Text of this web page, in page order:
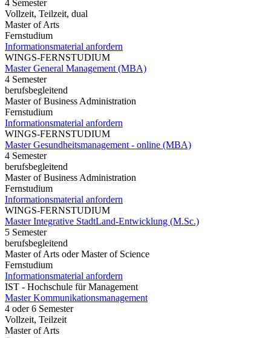
4 Semester
Vollzeit, Teilzeit, dual
Master of Arts
Fernstudium
Informationsmaterial anfordern
WINGS-FERNSTUDIUM
Master General Management (MBA)
4 Semester
berufsbegleitend
Master of Business Administration
Fernstudium
Informationsmaterial anfordern
WINGS-FERNSTUDIUM
Master Gesundheitsmanagement - online (MBA)
4 Semester
berufsbegleitend
Master of Business Administration
Fernstudium
Informationsmaterial anfordern
WINGS-FERNSTUDIUM
Master Integrative StadtLand-Entwicklung (M.Sc.)
5 Semester
berufsbegleitend
Master of Arts oder Master of Science
Fernstudium
Informationsmaterial anfordern
IST - Hochschule für Management
Master Kommunikationsmanagement
4 oder 6 Semester
Vollzeit, Teilzeit
Master of Arts